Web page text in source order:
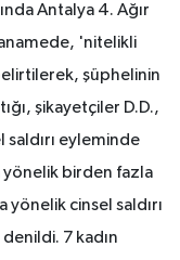
Antalya 4. Ağır
'nitelikli
şüphelinin
şikayetçiler D.D.,
saldırı eyleminde
birden fazla
yönelik cinsel saldırı
7 kadın